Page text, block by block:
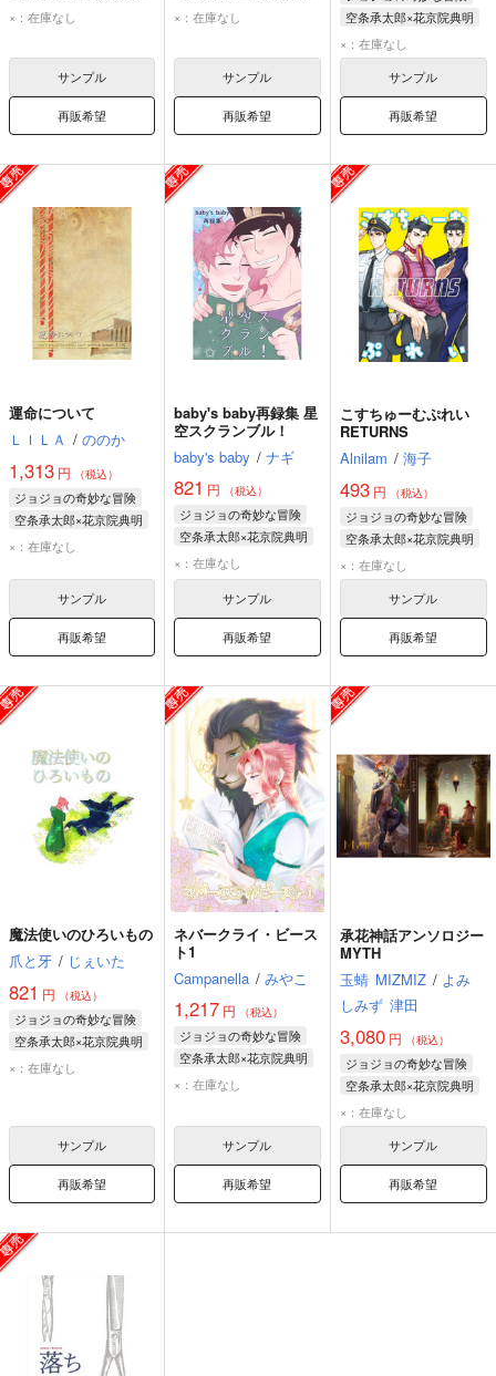
空条承太郎
×：在庫なし
サンプル
再販希望
空条承太郎
×：在庫なし
サンプル
再販希望
空条承太郎×花京院典明
空条承太郎
花京院典明
×：在庫なし
サンプル
再販希望
運命について
ＬＩＬＡ / ののか
1,313 円 （税込）
ジョジョの奇妙な冒険
空条承太郎×花京院典明
空条承太郎
×：在庫なし
サンプル
再販希望
baby's baby再録集 星
空スクランブル！
baby's baby / ナギ
821 円 （税込）
ジョジョの奇妙な冒険
空条承太郎×花京院典明
空条承太郎
花京院典明
×：在庫なし
サンプル
再販希望
こすちゅーむぷれい
RETURNS
Alnilam / 海子
493円 （税込）
ジョジョの奇妙な冒険
空条承太郎×花京院典明
花京院典明
空条承太郎
×：在庫なし
サンプル
再販希望
魔法使いのひろいもの
爪と牙 / じぇいた
821 円 （税込）
ジョジョの奇妙な冒険
空条承太郎×花京院典明
空条承太郎
×：在庫なし
サンプル
再販希望
ネバークライ・ビース
ト1
Campanella / みやこ
1,217 円 （税込）
ジョジョの奇妙な冒険
空条承太郎×花京院典明
空条承太郎
×：在庫なし
サンプル
再販希望
承花神話アンソロジー
MYTH
玉蜻 MIZMIZ / よみ
しみず 津田
3,080円 （税込）
ジョジョの奇妙な冒険
空条承太郎×花京院典明
花京院典明
空条承太郎
×：在庫なし
サンプル
再販希望